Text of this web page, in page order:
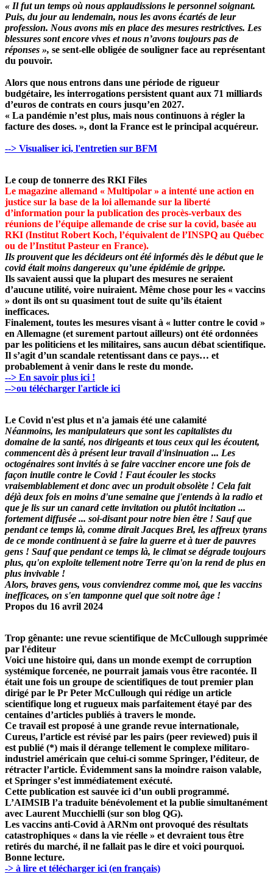
« Il fut un temps où nous applaudissions le personnel soignant.
Puis, du jour au lendemain, nous les avons écartés de leur
profession. Nous avons mis en place des mesures restrictives. Les
blessures sont encore vives et nous n’avons toujours pas de
réponses », se sent-elle obligée de souligner face au représentant
du pouvoir.
Alors que nous entrons dans une période de rigueur
budgétaire, les interrogations persistent quant aux 71 milliards
d’euros de contrats en cours jusqu’en 2027.
« La pandémie n’est plus, mais nous continuons à régler la
facture des doses. », dont la France est le principal acquéreur.
--> Visualiser ici, l'entretien sur BFM
Le coup de tonnerre des RKI Files
Le magazine allemand « Multipolar » a intenté une action en
justice sur la base de la loi allemande sur la liberté
d’information pour la publication des procès-verbaux des
réunions de l’équipe allemande de crise sur la covid, basée au
RKI (Institut Robert Koch, l’équivalent de l’INSPQ au Québec
ou de l’Institut Pasteur en France).
Ils prouvent que les décideurs ont été informés dès le début que le
covid était moins dangereux qu’une épidémie de grippe.
Ils savaient aussi que la plupart des mesures ne seraient
d’aucune utilité, voire nuiraient. Même chose pour les « vaccins
» dont ils ont su quasiment tout de suite qu’ils étaient
inefficaces.
Finalement, toutes les mesures visant à « lutter contre le covid »
en Allemagne (et surement partout ailleurs) ont été ordonnées
par les politiciens et les militaires, sans aucun débat scientifique.
Il s’agit d’un scandale retentissant dans ce pays… et
probablement à venir dans le reste du monde.
--> En savoir plus ici !
-->ou télécharger l'article ici
Le Covid n'est plus et n'a jamais été une calamité
Néanmoins, les manipulateurs que sont les capitalistes du
domaine de la santé, nos dirigeants et tous ceux qui les écoutent,
commencent dès à présent leur travail d'insinuation ... Les
octogénaires sont invités à se faire vacciner encore une fois de
façon inutile contre le Covid ! Faut écouler les stocks
vraisemblablement et donc avec un produit obsolète ! Cela fait
déjà deux fois en moins d'une semaine que j'entends à la radio et
que je lis sur un canard cette invitation ou plutôt incitation ...
fortement diffusée ... soi-disant pour notre bien être ! Sauf que
pendant ce temps là, comme dirait Jacques Brel, les affreux tyrans
de ce monde continuent à se faire la guerre et à tuer de pauvres
gens ! Sauf que pendant ce temps là, le climat se dégrade toujours
plus, qu'on exploite tellement notre Terre qu'on la rend de plus en
plus invivable !
Alors, braves gens, vous conviendrez comme moi, que les vaccins
inefficaces, on s'en tamponne quel que soit notre âge !
Propos du 16 avril 2024
Trop gênante: une revue scientifique de McCullough supprimée
par l'éditeur
Voici une histoire qui, dans un monde exempt de corruption
systémique forcenée, ne pourrait jamais vous être racontée. Il
était une fois un groupe de scientifiques de tout premier plan
dirigé par le Pr Peter McCullough qui rédige un article
scientifique long et rugueux mais parfaitement étayé par des
centaines d’articles publiés à travers le monde.
Ce travail est proposé à une grande revue internationale,
Cureus, l’article est révisé par les pairs (peer reviewed) puis il
est publié (*) mais il dérange tellement le complexe militaro-
industriel américain que celui-ci somme Springer, l’éditeur, de
rétracter l’article. Évidemment sans la moindre raison valable,
et Springer s’est immédiatement exécuté.
Cette publication est sauvée ici d’un oubli programmé.
L’AIMSIB l’a traduite bénévolement et la publie simultanément
avec Laurent Mucchielli (sur son blog QG).
Les vaccins anti-Covid à ARNm ont provoqué des résultats
catastrophiques « dans la vie réelle » et devraient tous être
retirés du marché, il ne fallait pas le dire et voici pourquoi.
Bonne lecture.
-> à lire et télécharger ici (en français)